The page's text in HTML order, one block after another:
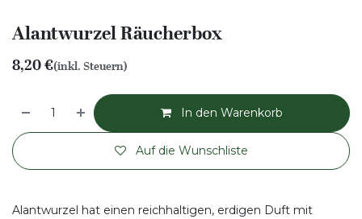
Alantwurzel Räucherbox
8,20€(inkl. Steuern)
In den Warenkorb
Auf die Wunschliste
Alantwurzel hat einen reichhaltigen, erdigen Duft mit